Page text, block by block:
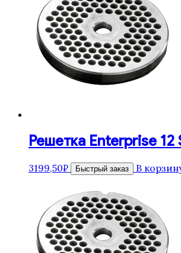
Решетка Enterprise
3199,50₽ Быстрый заказ В